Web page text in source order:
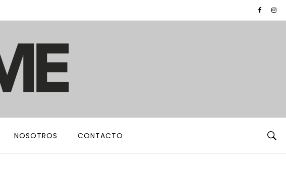
NOSOTROS CONTACTO